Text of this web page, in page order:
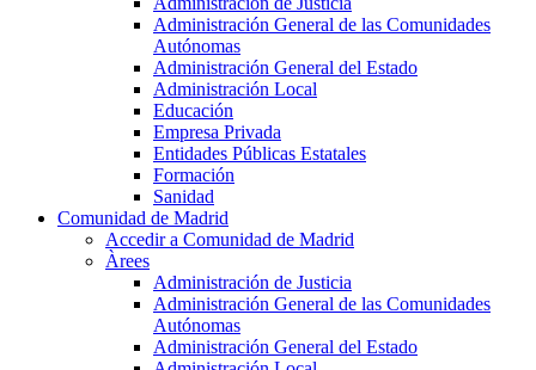
Administración General de las Comunidades
Autónomas
Administración General del Estado
Administración Local
Educación
Empresa Privada
Entidades Públicas Estatales
Formación
Sanidad
Comunidad de Madrid
Accedir a Comunidad de Madrid
Àrees
Administración de Justicia
Administración General de las Comunidades
Autónomas
Administración General del Estado